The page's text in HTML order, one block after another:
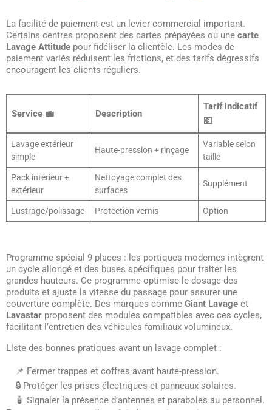
La facilité de paiement est un levier commercial important.
Certains centres proposent des cartes prépayées ou une carte
Lavage Attitude pour fidéliser la clientèle. Les modes de
paiement variés réduisent les frictions, et des tarifs dégressifs
encouragent les clients réguliers.
Service 💼 Description
Tarif indicatif
💶
Lavage extérieur
simple
Haute-pression + rinçage
Variable selon
taille
Pack intérieur +
extérieur
Nettoyage complet des
surfaces
Supplément
Lustrage/polissage Protection vernis Option
Programme spécial 9 places : les portiques modernes intègrent
un cycle allongé et des buses spécifiques pour traiter les
grandes hauteurs. Ce programme optimise le dosage des
produits et ajuste la vitesse du passage pour assurer une
couverture complète. Des marques comme Giant Lavage et
Lavastar proposent des modules compatibles avec ces cycles,
facilitant l’entretien des véhicules familiaux volumineux.
Liste des bonnes pratiques avant un lavage complet :
📌 Fermer trappes et coffres avant haute-pression.
🔒 Protéger les prises électriques et panneaux solaires.
🧴 Signaler la présence d’antennes et paraboles au personnel.